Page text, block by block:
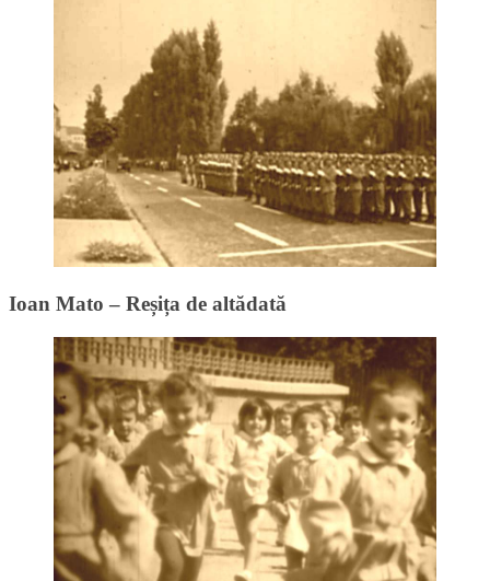
Ioan Mato – Reșița de altădată